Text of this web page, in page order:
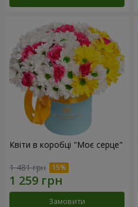
Квіти в коробці "Моє серце"
1 481 грн
Замовити